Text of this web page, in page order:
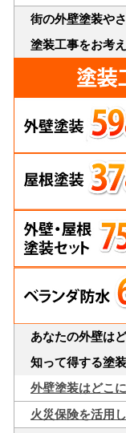
街の外壁塗装や
塗装工事をお考
あなたの外壁は
知って得する塗
外壁塗装はどこ
火災保険を活用